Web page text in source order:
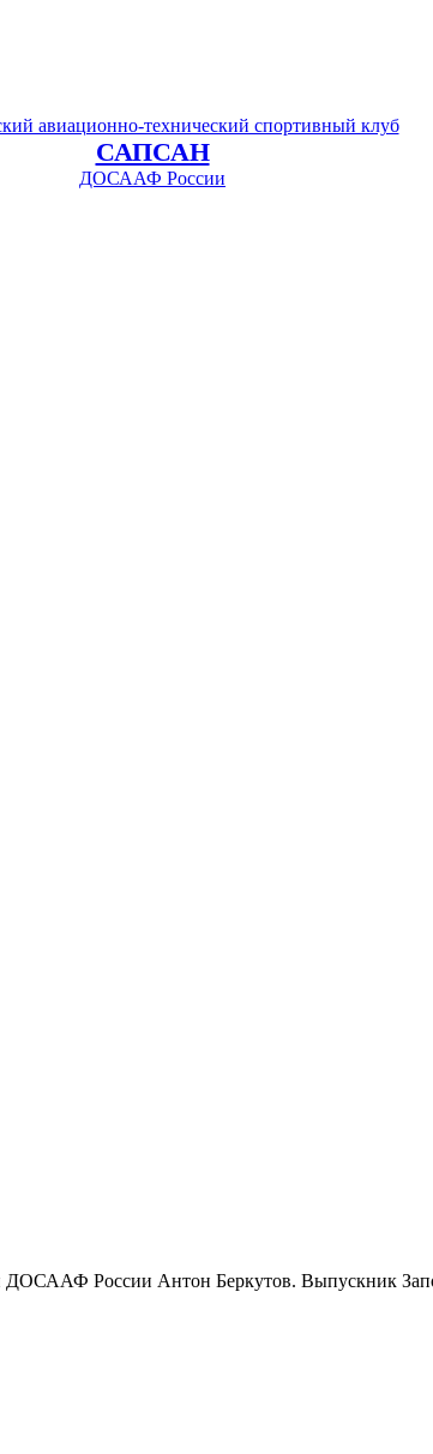
авиационно-технический спортивный клуб
САПСАН
ДОСААФ России
ДОСААФ России Антон Беркутов. Выпускник